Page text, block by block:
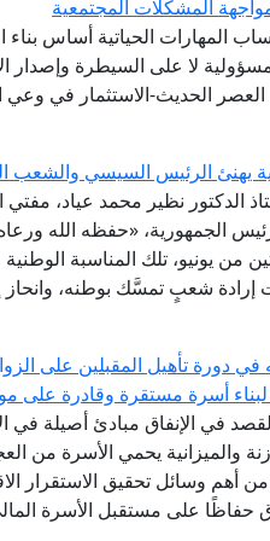
المشكلات المجتمعية
المهارات الحياتية أساس
لا على السيطرة وإصدار
العصر الحديث-الاستثمار في
يهنئ الرئيس السيسي والشعب
الدكتور نظير محمد عياد،
الجمهورية، «حفظه الله
من يونيو، تلك المناسبة
شعبٍ تمسَّك بوطنه، وانحاز
دورة تأهيل المقبلين على
أسرة مستقرة وقادرة على
والقصد في الإنفاق مبادئ أصيلة
والميزانية يحمي الأسرة من
أهم وسائل تحقيق الاستقرار
حفاظًا على مستقبل الأسرة